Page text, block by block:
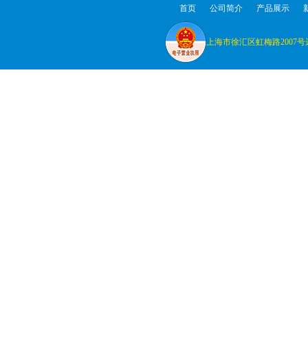
首页 公司简介 产品展示
上海市徐汇区虹梅路2007